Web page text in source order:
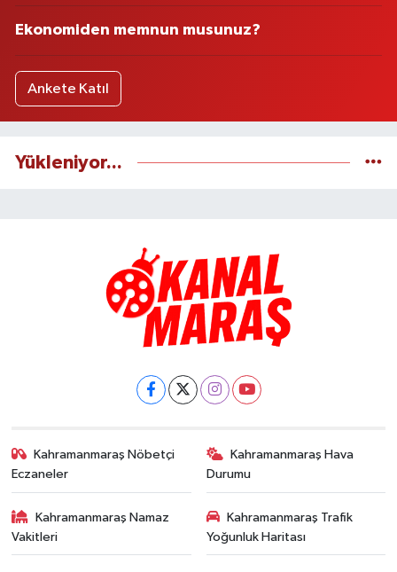
Ekonomiden memnun musunuz?
Ankete Katıl
Yükleniyor...
Kahramanmaraş Nöbetçi
Eczaneler
Kahramanmaraş Hava
Durumu
Kahramanmaraş Namaz
Vakitleri
Kahramanmaraş Trafik
Yoğunluk Haritası